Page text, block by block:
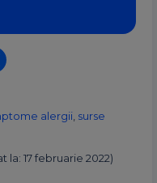
alergii surse
la: 17 februarie 2022)